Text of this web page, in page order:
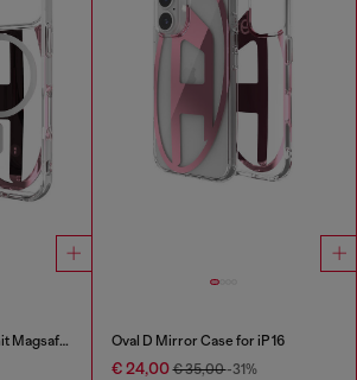
Oval D Metallgehäuse mit Magsafe für iPhone 17 Pro Oval D Mirror Case for iP 16
€ 24,00€ 35,00-31%